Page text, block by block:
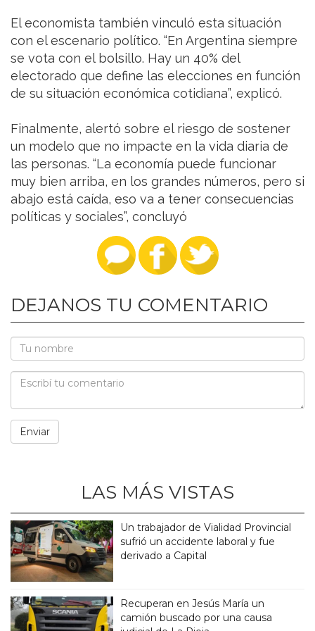
El economista también vinculó esta situación
con el escenario político. “En Argentina siempre
se vota con el bolsillo. Hay un 40% del
electorado que define las elecciones en función
de su situación económica cotidiana”, explicó.
Finalmente, alertó sobre el riesgo de sostener
un modelo que no impacte en la vida diaria de
las personas. “La economía puede funcionar
muy bien arriba, en los grandes números, pero si
abajo está caída, eso va a tener consecuencias
políticas y sociales”, concluyó
DEJANOS TU COMENTARIO
LAS MÁS VISTAS
Un trabajador de Vialidad Provincial
sufrió un accidente laboral y fue
derivado a Capital
Recuperan en Jesús María un
camión buscado por una causa